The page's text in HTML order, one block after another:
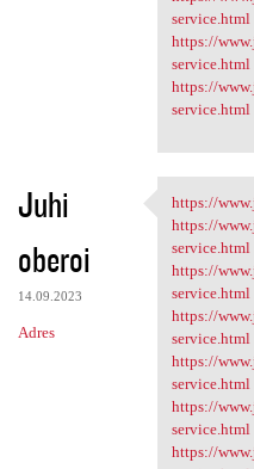
service.html
https://
service.html
https://
service.html
Juhi
oberoi
14.09.2023
Adres
https://
https://
https://
service.html
https://
service.html
https://
service.html
https://
service.html
https://
service.html
https://